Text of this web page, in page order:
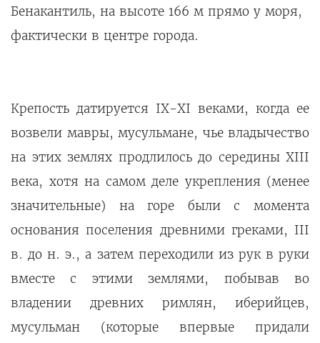
Бенакантиль, на высоте 166 м прямо у моря,
фактически в центре города.
Крепость датируется IX-XI веками, когда ее
возвели мавры, мусульмане, чье владычество
на этих землях продлилось до середины XIII
века, хотя на самом деле укрепления (менее
значительные) на горе были с момента
основания поселения древними греками, III
в. до н. э., а затем переходили из рук в руки
вместе с этими землями, побывав во
владении древних римлян, иберийцев,
мусульман (которые впервые придали